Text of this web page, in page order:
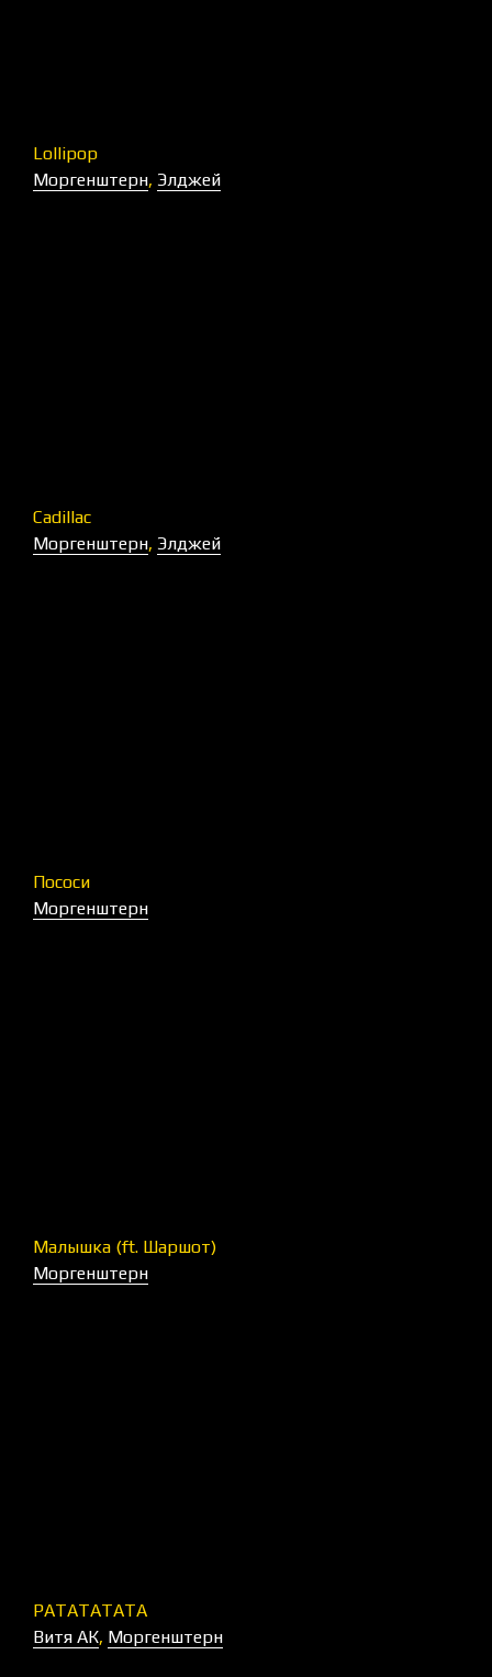
Lollipop
Моргенштерн, Элджей
Cadillac
Моргенштерн, Элджей
Пососи
Моргенштерн
Малышка (ft. Шаршот)
Моргенштерн
РАТАТАТАТА
Витя АК, Моргенштерн